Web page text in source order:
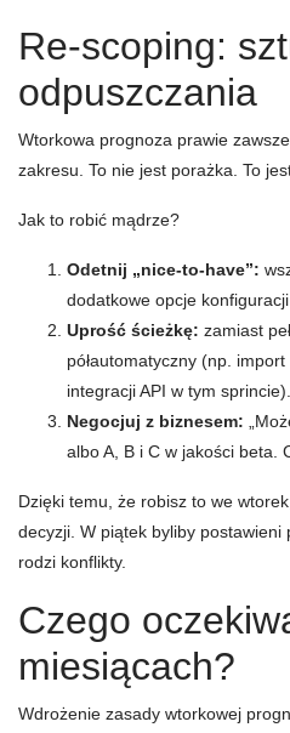
Re-scoping:
odpuszczania
Wtorkowa prognoza prawie
zakresu. To nie jest porażka. To
Jak to robić mądrze?
Odetnij „nice-to-have”:
dodatkowe opcje
Uprość ścieżkę: zamiast
półautomatyczny (np.
integracji API w tym sprincie).
Negocjuj z biznesem:
albo A, B i C w jakości beta.
Dzięki temu, że robisz to we
decyzji. W piątek byliby
rodzi konflikty.
Czego
miesiącach?
Wdrożenie zasady wtorkowej